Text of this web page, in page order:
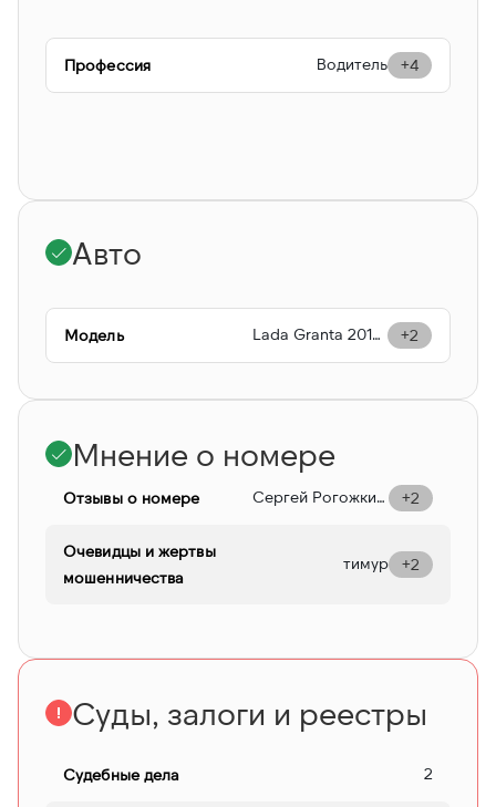
Профессия Водитель +4
Авто
Модель Lada Granta 2014 года +2
Мнение о номере
Отзывы о номере Сергей Рогожкин настоящий мошенник, сидел 2 раза за наркотики, берет деньги и кидает. Никому не рекомендую с ним работать +2
Очевидцы и жертвы
мошенничества
тимур +2
Суды, залоги и реестры
Судебные дела 2